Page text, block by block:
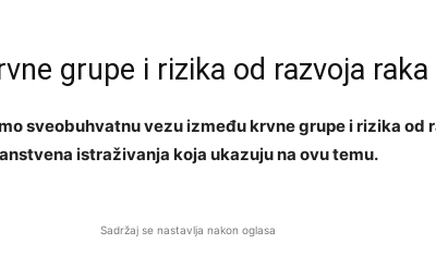
grupe i rizika od razvoja raka
sveobuhvatnu vezu između krvne grupe i rizika od
istraživanja koja ukazuju na ovu temu.
Sadržaj se nastavlja nakon oglasa